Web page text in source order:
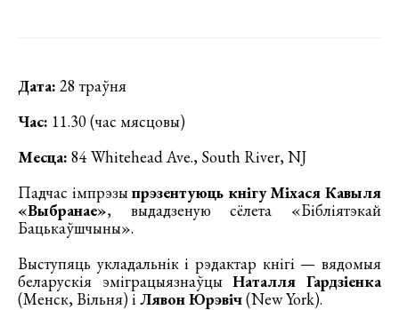
Дата: 28 траўня
Час: 11.30 (час мясцовы)
Месца: 84 Whitehead Ave., South River, NJ
Падчас імпрэзыпрэзентуюць кнігу Міхася Кавыля
«Выбранае», выдадзеную сёлета «Бібліятэкай
Бацькаўшчыны».
Выступяць укладальнік і рэдактар кнігі — вядомыя
беларускія эміграцыязнаўцыНаталля Гардзіенка
(Менск, Вільня) і Лявон Юрэвіч(New York).